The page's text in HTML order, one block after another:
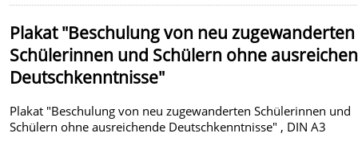
Plakat "Beschulung von neu zugewanderten
Schülerinnen und Schülern ohne
Deutschkenntnisse"
Plakat "Beschulung von neu zugewanderten Schülerinnen und
Schülern ohne ausreichende Deutschkenntnisse" , DIN A3